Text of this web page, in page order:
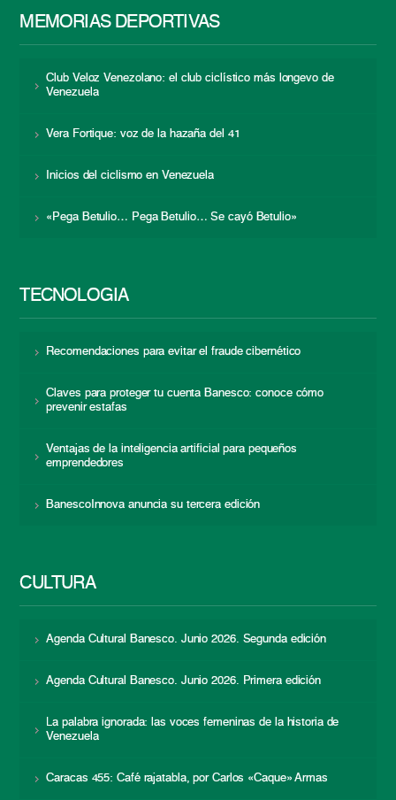
MEMORIAS DEPORTIVAS
Club Veloz Venezolano: el club ciclístico más longevo de
Venezuela
Vera Fortique: voz de la hazaña del 41
Inicios del ciclismo en Venezuela
«Pega Betulio… Pega Betulio… Se cayó Betulio»
TECNOLOGÍA
Recomendaciones para evitar el fraude cibernético
Claves para proteger tu cuenta Banesco: conoce cómo
prevenir estafas
Ventajas de la inteligencia artificial para pequeños
emprendedores
BanescoInnova anuncia su tercera edición
CULTURA
Agenda Cultural Banesco. Junio 2026. Segunda edición
Agenda Cultural Banesco. Junio 2026. Primera edición
La palabra ignorada: las voces femeninas de la historia de
Venezuela
Caracas 455: Café rajatabla, por Carlos «Caque» Armas